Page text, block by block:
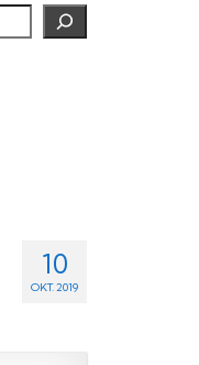
10
OKT. 2019